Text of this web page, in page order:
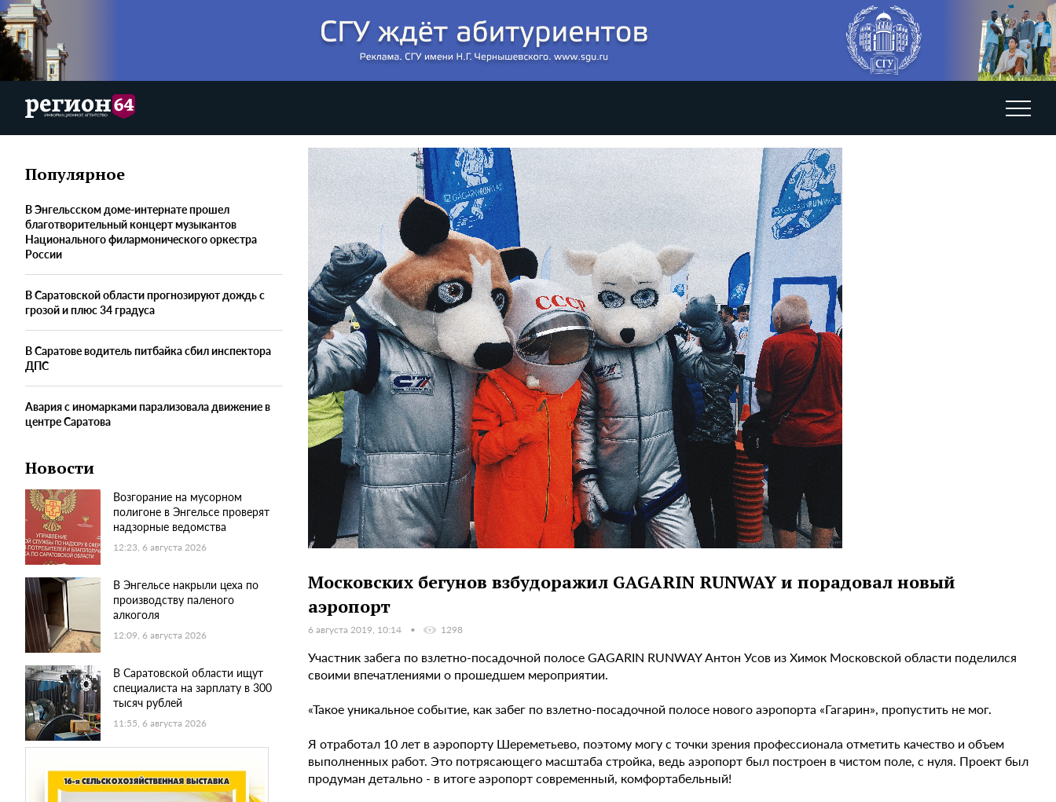
Популярное
В Энгельсском доме-интернате прошел
благотворительный концерт музыкантов
Национального филармонического оркестра
России
В Саратовской области прогнозируют дождь с
грозой и плюс 34 градуса
В Саратове водитель питбайка сбил инспектора
ДПС
Авария с иномарками парализовала движение в
центре Саратова
Новости
Возгорание на мусорном
полигоне в Энгельсе проверят
надзорные ведомства
12:23, 6 августа 2026
В Энгельсе накрыли цеха по
производству паленого
алкоголя
12:09, 6 августа 2026
В Саратовской области ищут
специалиста на зарплату в 300
тысяч рублей
11:55, 6 августа 2026
Московских бегунов взбудоражил GAGARIN RUNWAY и порадовал новый
аэропорт
6 августа 2019, 10:14 1298
Участник забега по взлетно-посадочной полосе GAGARIN RUNWAY Антон Усов из Химок Московской области поделился
своими впечатлениями о прошедшем мероприятии.
«Такое уникальное событие, как забег по взлетно-посадочной полосе нового аэропорта «Гагарин», пропустить не мог.
Я отработал 10 лет в аэропорту Шереметьево, поэтому могу с точки зрения профессионала отметить качество и объем
выполненных работ. Это потрясающего масштаба стройка, ведь аэропорт был построен в чистом поле, с нуля. Проект был
продуман детально - в итоге аэропорт современный, комфортабельный!